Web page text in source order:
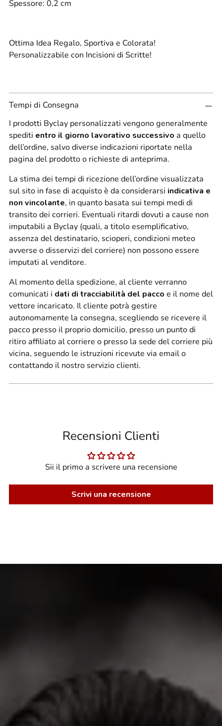
Spessore: 0,2 cm
Ottima Idea Regalo, Sportiva e Colorata!
Personalizzabile con Incisioni di Scritte!
Tempi di Consegna
I prodotti Byclay personalizzati vengono generalmente
spediti entro il giorno lavorativo successivo a quello
dell’ordine, salvo diverse indicazioni riportate nella
pagina del prodotto o richieste di anteprima.
La stima dei tempi di ricezione dell’ordine visualizzata
sul sito in fase di acquisto è da considerarsi indicativa e
non vincolante, in quanto basata sui tempi medi di
transito dei corrieri. Eventuali ritardi dovuti a cause non
imputabili a Byclay (quali, a titolo esemplificativo,
assenza del destinatario, scioperi, condizioni meteo
avverse o disservizi del corriere) non possono essere
imputati al venditore.
Al momento della spedizione, al cliente verranno
comunicati i dati di tracciabilità del pacco e il nome del
vettore incaricato. Il cliente potrà gestire
autonomamente la consegna, scegliendo se ricevere il
pacco presso il proprio domicilio, presso un punto di
ritiro affiliato al corriere o presso la sede del corriere più
vicina, seguendo le istruzioni ricevute via email o
contattando il nostro servizio clienti.
Recensioni Clienti
Sii il primo a scrivere una recensione
Scrivi una recensione